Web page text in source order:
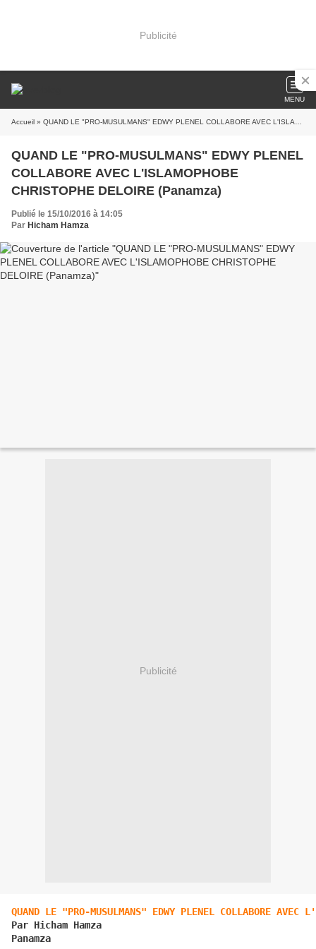
Publicité
MENU
Accueil » QUAND LE "PRO-MUSULMANS" EDWY PLENEL COLLABORE AVEC L'ISLAMOPHOBE CHRISTOPHE DELOIRE (Panamza)
QUAND LE "PRO-MUSULMANS" EDWY PLENEL
COLLABORE AVEC L'ISLAMOPHOBE
CHRISTOPHE DELOIRE (Panamza)
Publié le 15/10/2016 à 14:05
Par Hicham Hamza
Publicité
QUAND LE "PRO-MUSULMANS" EDWY PLENEL COLLABORE AVEC
Par Hicham Hamza
Panamza